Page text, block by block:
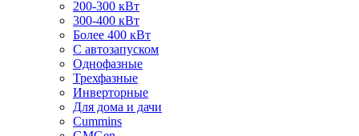
200-300 кВт
300-400 кВт
Более 400 кВт
С автозапуском
Однофазные
Трехфазные
Инверторные
Для дома и дачи
Cummins